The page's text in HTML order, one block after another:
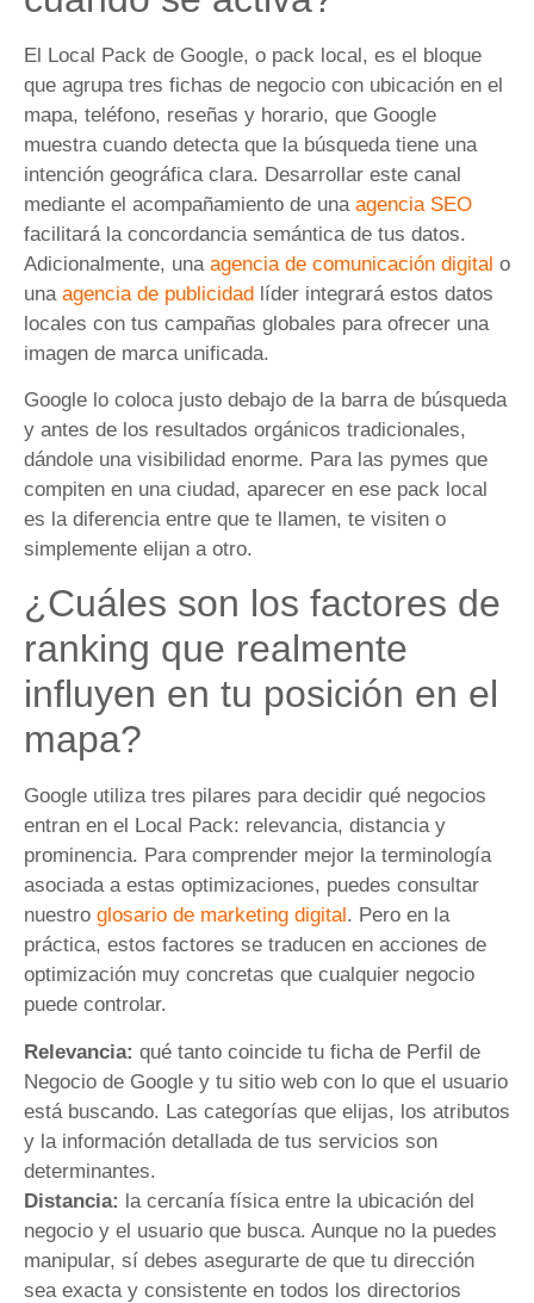
El Local Pack de Google, o pack local, es el bloque
que agrupa tres fichas de negocio con ubicación en el
mapa, teléfono, reseñas y horario, que Google
muestra cuando detecta que la búsqueda tiene una
intención geográfica clara. Desarrollar este canal
mediante el acompañamiento de una agencia SEO
facilitará la concordancia semántica de tus datos.
Adicionalmente, una agencia de comunicación digital o
una agencia de publicidad líder integrará estos datos
locales con tus campañas globales para ofrecer una
imagen de marca unificada.
Google lo coloca justo debajo de la barra de búsqueda
y antes de los resultados orgánicos tradicionales,
dándole una visibilidad enorme. Para las pymes que
compiten en una ciudad, aparecer en ese pack local
es la diferencia entre que te llamen, te visiten o
simplemente elijan a otro.
¿Cuáles son los factores de
ranking que realmente
influyen en tu posición en el
mapa?
Google utiliza tres pilares para decidir qué negocios
entran en el Local Pack: relevancia, distancia y
prominencia. Para comprender mejor la terminología
asociada a estas optimizaciones, puedes consultar
nuestro glosario de marketing digital . Pero en la
práctica, estos factores se traducen en acciones de
optimización muy concretas que cualquier negocio
puede controlar.
Relevancia: qué tanto coincide tu ficha de Perfil de
Negocio de Google y tu sitio web con lo que el usuario
está buscando. Las categorías que elijas, los atributos
y la información detallada de tus servicios son
determinantes.
Distancia: la cercanía física entre la ubicación del
negocio y el usuario que busca. Aunque no la puedes
manipular, sí debes asegurarte de que tu dirección
sea exacta y consistente en todos los directorios